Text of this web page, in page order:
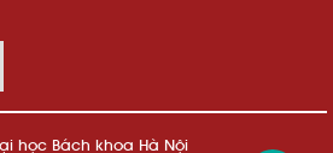
học Bách khoa Hà Nội